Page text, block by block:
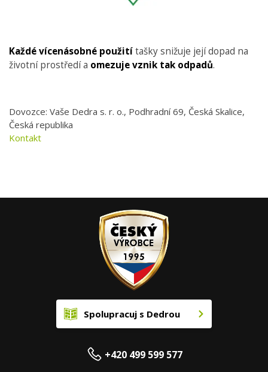
Každé vícenásobné použitítašky snižuje její dopad na
životní prostředí a omezuje vznik tak odpadů.
Dovozce: Vaše Dedra s. r. o., Podhradní 69, Česká Skalice,
Česká republika
Kontakt
Spolupracuj s Dedrou
+420 499 599 577